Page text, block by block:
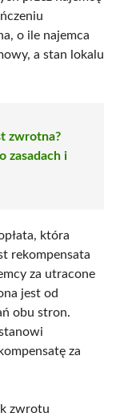
o ile najemca
a stan lokalu
zwrotna?
zasadach i
która
rekompensata
za utracone
jest od
obu stron.
za
zwrotu